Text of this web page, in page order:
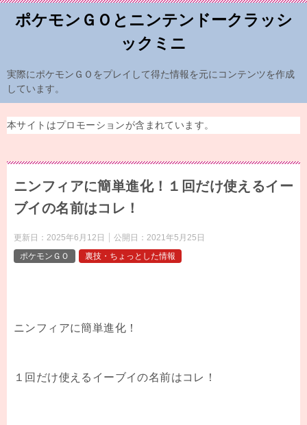
ポケモンＧＯとニンテンドークラッシ
ックミニ
実際にポケモンＧＯをプレイして得た情報を元にコンテンツを作成
しています。
本サイトはプロモーションが含まれています。
ニンフィアに簡単進化！１回だけ使えるイー
ブイの名前はコレ！
更新日： 2025年6月12日 公開日： 2021年5月25日
ポケモンＧＯ
裏技・ちょっとした情報
ニンフィアに簡単進化！
１回だけ使えるイーブイの名前はコレ！